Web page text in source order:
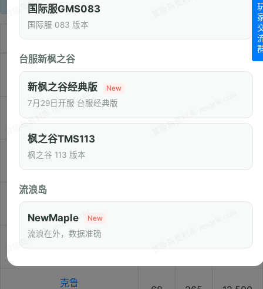
国际服GMS083
国际服 083 版本
台服新枫之谷
新枫之谷经典版 New
7月29日开服 台服经典版
枫之谷TMS113
枫之谷 113 版本
流浪岛
NewMaple New
流浪在外，数据准确
名称 等级 经验 HP
罈壺 / Jar
47 117 2,700
山参坛子
蔘罈壺 / Ginseng Jar
48 123 2,800
桔梗精
深山人蔘 / Bellflower Root
54 168 4,400
鳄鳄
64 250 7,800
克鲁